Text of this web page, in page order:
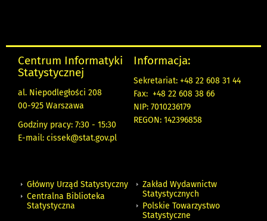
Centrum Informatyki
Statystycznej
al. Niepodległości 208
00-925 Warszawa
Godziny pracy: 7:30 - 15:30
E-mail: cissek@stat.gov.pl
Informacja:
Sekretariat: +48 22 608 31 44
Fax: +48 22 608 38 66
NIP: 7010236179
REGON: 142396858
Główny Urząd Statystyczny
Centralna Biblioteka
Statystyczna
Zakład Wydawnictw
Statystycznych
Polskie Towarzystwo
Statystyczne